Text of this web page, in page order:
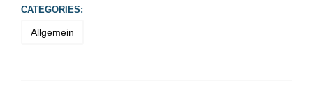
CATEGORIES:
Allgemein